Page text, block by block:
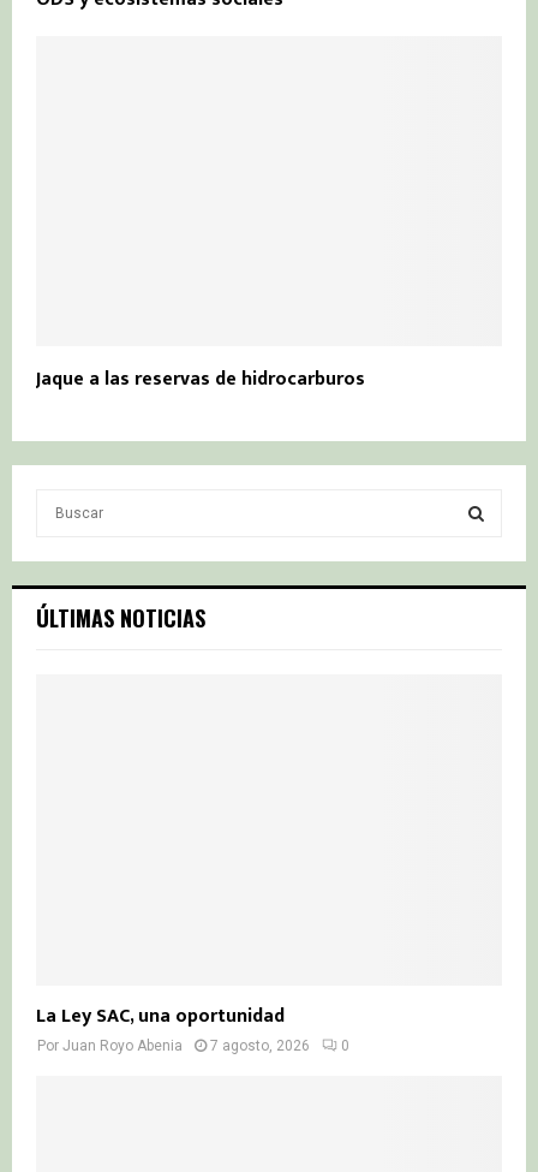
Jaque a las reservas de hidrocarburos
c
h
S
ÚLTIMAS NOTICIAS
La Ley SAC, una oportunidad
Por Juan Royo Abenia 7 agosto, 2026 0